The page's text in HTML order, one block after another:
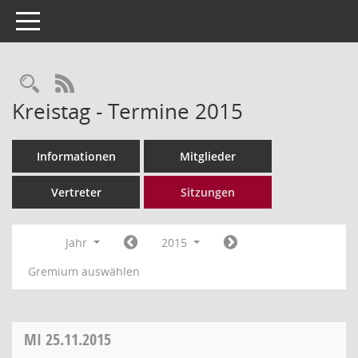
Toggle navigation
Rechercheauswahl
RSS-Feed
Kreistag - Termine 2015
Informationen Mitglieder
Vertreter Sitzungen
Jahr
2015
Gremium auswählen
MI 25.11.2015